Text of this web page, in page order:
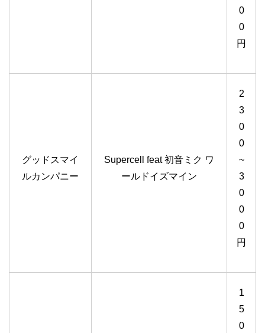
0
0
円
グッドスマイ
ルカンパニー
Supercell feat 初音ミク ワ
ールドイズマイン
2
3
0
0
~
3
0
0
0
円
1
5
0